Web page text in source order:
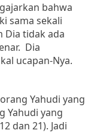
bahwa
sama sekali
Dia tidak ada
Dia
ucapan-Nya.
Yahudi yang
Yahudi yang
dan 21). Jadi